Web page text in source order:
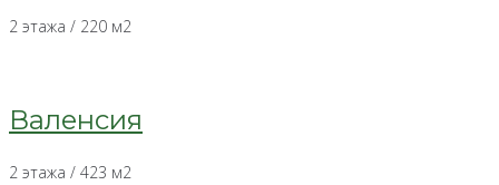
2 этажа / 220 м2
Валенсия
2 этажа / 423 м2